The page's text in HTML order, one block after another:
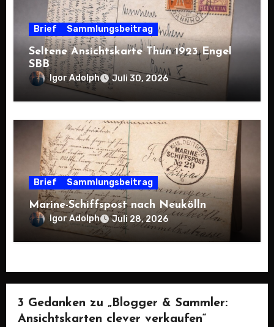
Brief Sammlungsbeitrag
Seltene Ansichtskarte Thun 1923 Engel
SBB
Igor Adolph Juli 30, 2026
Brief Sammlungsbeitrag
Marine-Schiffspost nach Neukölln
Igor Adolph Juli 28, 2026
3 Gedanken zu „Blogger & Sammler:
Ansichtskarten clever verkaufen“